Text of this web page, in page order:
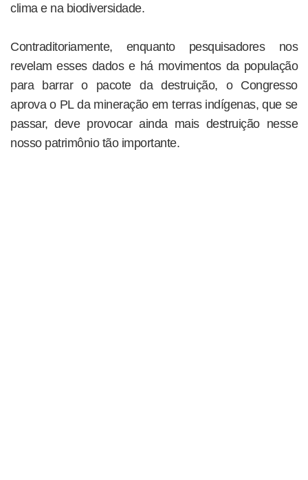
clima e na biodiversidade.
Contraditoriamente, enquanto pesquisadores nos
revelam esses dados e há movimentos da população
para barrar o pacote da destruição, o Congresso
aprova o PL da mineração em terras indígenas, que se
passar, deve provocar ainda mais destruição nesse
nosso patrimônio tão importante.